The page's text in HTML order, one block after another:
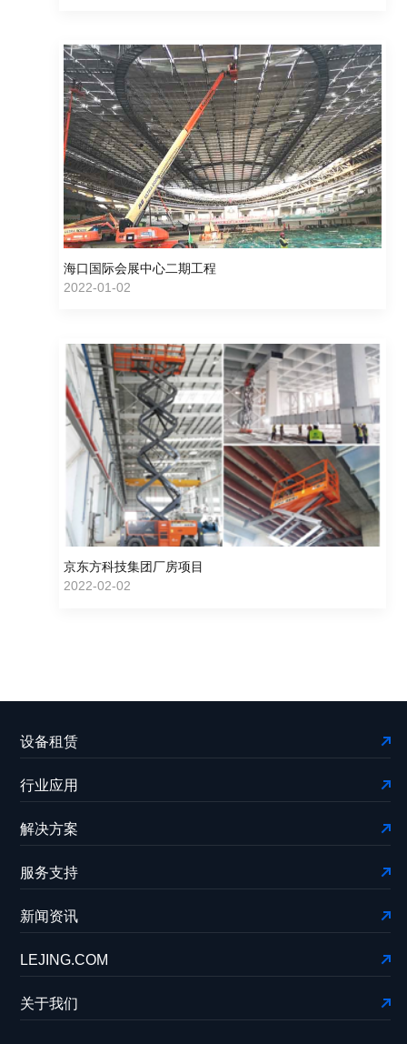
海口国际会展中心二期工程
2022-01-02
京东方科技集团厂房项目
2022-02-02
设备租赁
行业应用
解决方案
服务支持
新闻资讯
LEJING.COM
关于我们